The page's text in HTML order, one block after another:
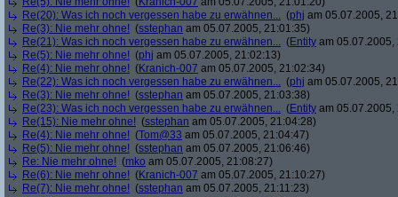
Re(20): Was ich noch vergessen habe zu erwähnen... (phj am 05.07.2005,
Re(3): Nie mehr ohne! (sstephan am 05.07.2005, 21:01:35)
Re(21): Was ich noch vergessen habe zu erwähnen... (Entity am 05.07.2005,
Re(5): Nie mehr ohne! (phj am 05.07.2005, 21:02:13)
Re(4): Nie mehr ohne! (Kranich-007 am 05.07.2005, 21:02:34)
Re(22): Was ich noch vergessen habe zu erwähnen... (phj am 05.07.2005,
Re(3): Nie mehr ohne! (sstephan am 05.07.2005, 21:03:38)
Re(23): Was ich noch vergessen habe zu erwähnen... (Entity am 05.07.2005,
Re(15): Nie mehr ohne! (sstephan am 05.07.2005, 21:04:28)
Re(4): Nie mehr ohne! (Tom@33 am 05.07.2005, 21:04:47)
Re(5): Nie mehr ohne! (sstephan am 05.07.2005, 21:06:46)
Re: Nie mehr ohne! (mko am 05.07.2005, 21:08:27)
Re(6): Nie mehr ohne! (Kranich-007 am 05.07.2005, 21:10:27)
Re(7): Nie mehr ohne! (sstephan am 05.07.2005, 21:11:23)